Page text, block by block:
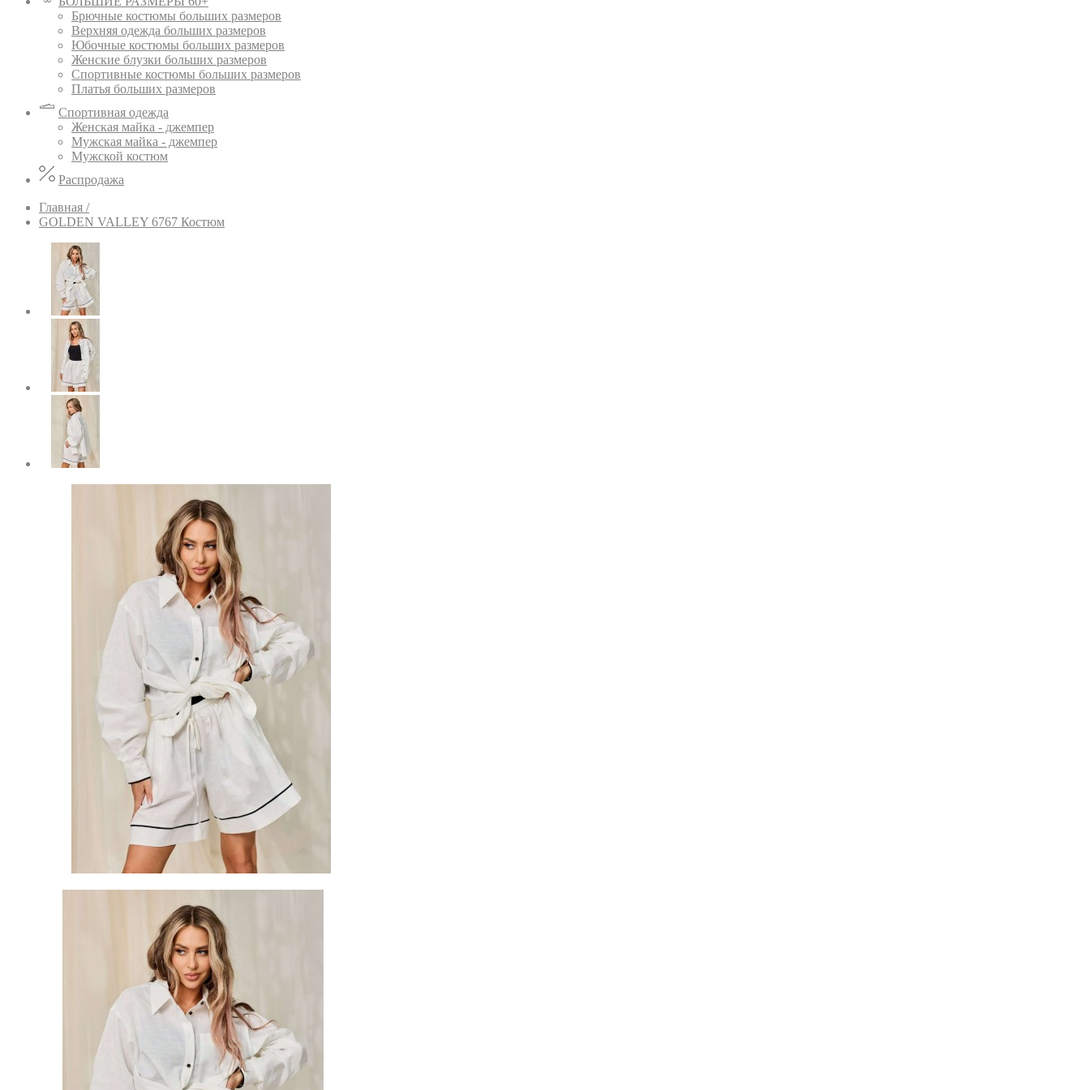
Брючные костюмы больших размеров
Верхняя одежда больших размеров
Юбочные костюмы больших размеров
Женские блузки больших размеров
Спортивные костюмы больших размеров
Платья больших размеров
Спортивная одежда
Женская майка - джемпер
Мужская майка - джемпер
Мужской костюм
Распродажа
Главная /
GOLDEN VALLEY 6767 Костюм